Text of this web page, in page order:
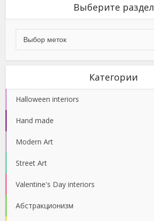
Выберите раздел
Категории
Halloween interiors
Hand made
Modern Art
Street Art
Valentine's Day interiors
Абстракционизм